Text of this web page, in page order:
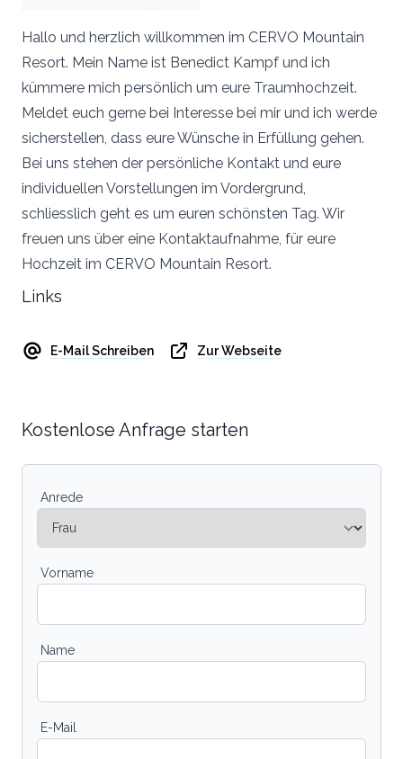
Hallo und herzlich willkommen im CERVO Mountain
Resort. Mein Name ist Benedict Kampf und ich
kümmere mich persönlich um eure Traumhochzeit.
Meldet euch gerne bei Interesse bei mir und ich werde
sicherstellen, dass eure Wünsche in Erfüllung gehen.
Bei uns stehen der persönliche Kontakt und eure
individuellen Vorstellungen im Vordergrund,
schliesslich geht es um euren schönsten Tag. Wir
freuen uns über eine Kontaktaufnahme, für eure
Hochzeit im CERVO Mountain Resort.
Links
E-Mail Schreiben Zur Webseite
Kostenlose Anfrage starten
Anrede
Vorname
Name
E-Mail